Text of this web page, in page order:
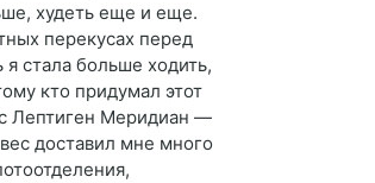
худеть еще и еще.
перекусах перед
стала больше ходить,
кто придумал этот
с Лептиген Меридиан —
доставил мне много